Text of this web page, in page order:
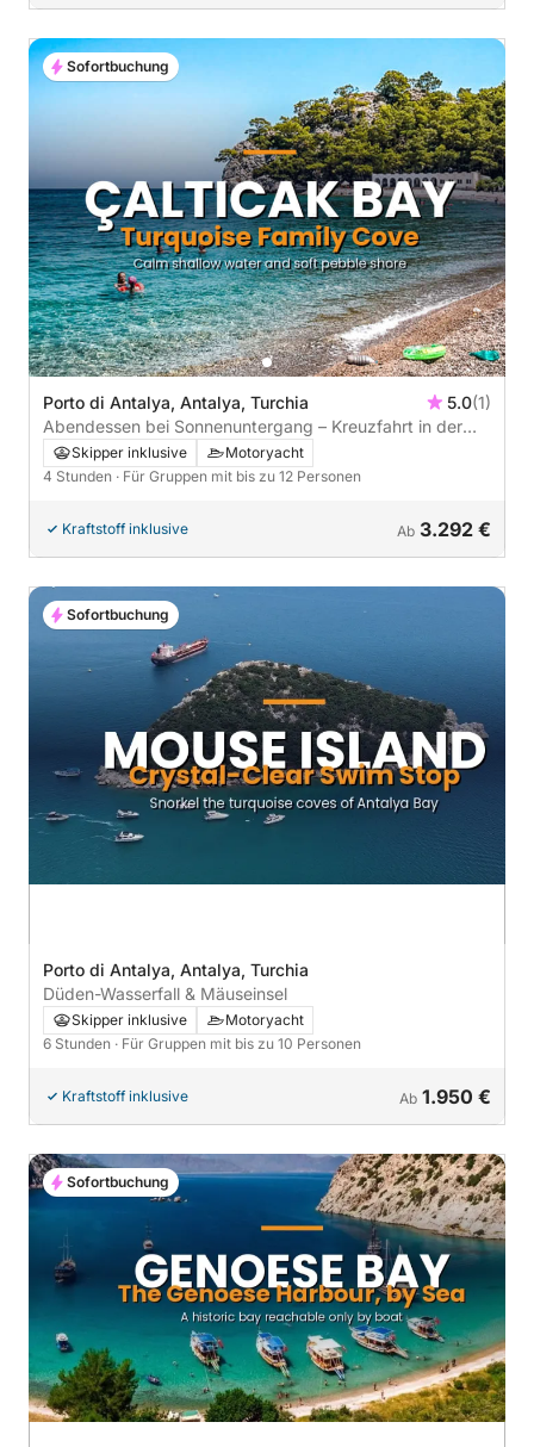
Porto di Antalya, Antalya, Turchia 5.0(1)
Abendessen bei Sonnenuntergang – Kreuzfahrt in der
Goldenen Stunde
Skipper inklusive
Motoryacht
4 Stunden · Für Gruppen mit bis zu 12 Personen
Kraftstoff inklusive Ab 3.292 €
Sofortbuchung
Porto di Antalya, Antalya, Turchia
Düden-Wasserfall & Mäuseinsel
Skipper inklusive
Motoryacht
6 Stunden · Für Gruppen mit bis zu 10 Personen
Kraftstoff inklusive Ab 1.950 €
Sofortbuchung
Sofortbuchung